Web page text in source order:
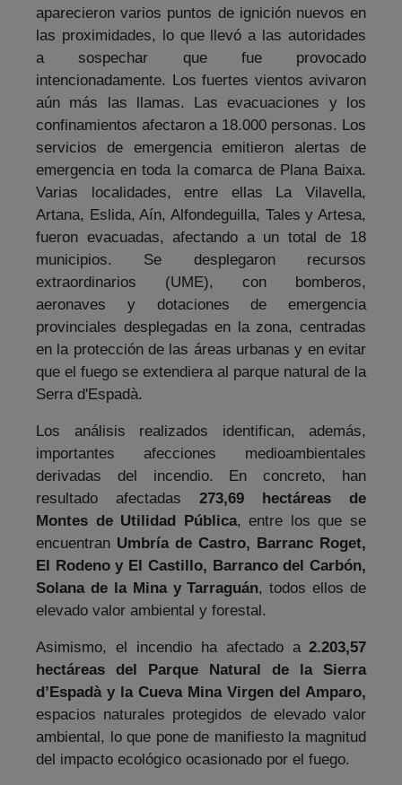
aparecieron varios puntos de ignición nuevos en
las proximidades, lo que llevó a las autoridades
a sospechar que fue provocado
intencionadamente. Los fuertes vientos avivaron
aún más las llamas. Las evacuaciones y los
confinamientos afectaron a 18.000 personas. Los
servicios de emergencia emitieron alertas de
emergencia en toda la comarca de Plana Baixa.
Varias localidades, entre ellas La Vilavella,
Artana, Eslida, Aín, Alfondeguilla, Tales y Artesa,
fueron evacuadas, afectando a un total de 18
municipios. Se desplegaron recursos
extraordinarios (UME), con bomberos,
aeronaves y dotaciones de emergencia
provinciales desplegadas en la zona, centradas
en la protección de las áreas urbanas y en evitar
que el fuego se extendiera al parque natural de la
Serra d'Espadà.
Los análisis realizados identifican, además,
importantes afecciones medioambientales
derivadas del incendio. En concreto, han
resultado afectadas 273,69 hectáreas de
Montes de Utilidad Pública, entre los que se
encuentran Umbría de Castro, Barranc Roget,
El Rodeno y El Castillo, Barranco del Carbón,
Solana de la Mina y Tarraguán, todos ellos de
elevado valor ambiental y forestal.
Asimismo, el incendio ha afectado a 2.203,57
hectáreas del Parque Natural de la Sierra
d’Espadà y la Cueva Mina Virgen del Amparo,
espacios naturales protegidos de elevado valor
ambiental, lo que pone de manifiesto la magnitud
del impacto ecológico ocasionado por el fuego.